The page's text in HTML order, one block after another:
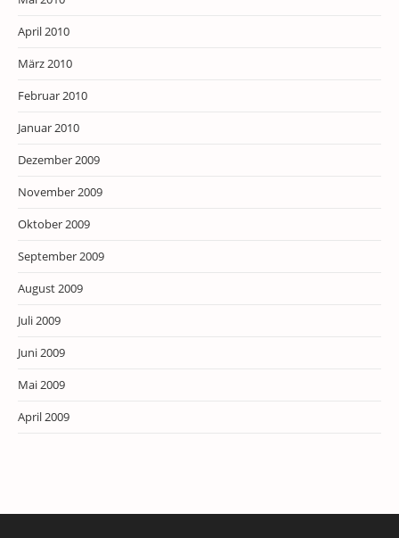
April 2010
März 2010
Februar 2010
Januar 2010
Dezember 2009
November 2009
Oktober 2009
September 2009
August 2009
Juli 2009
Juni 2009
Mai 2009
April 2009